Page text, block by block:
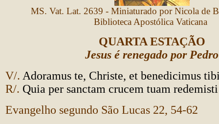
MS. Vat. Lat. 2639 - Miniaturado por Nicola de
Biblioteca Apostólica Vaticana
QUARTA ESTAÇÃO
Jesus é renegado por Pedro
V/. Adoramus te, Christe, et benedicimus
R/. Quia per sanctam crucem tuam
Evangelho segundo São Lucas 22, 54-62